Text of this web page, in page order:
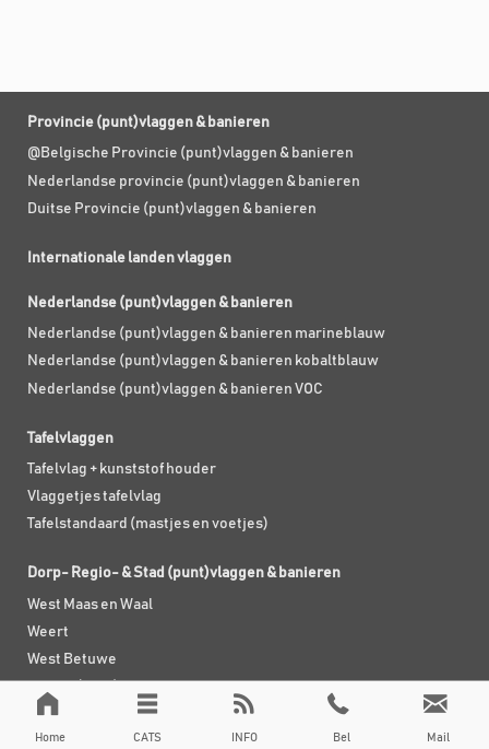
Home CATS INFO Bel Mail
Provincie (punt)vlaggen & banieren
@Belgische Provincie (punt)vlaggen & banieren
Nederlandse provincie (punt)vlaggen & banieren
Duitse Provincie (punt)vlaggen & banieren
Internationale landen vlaggen
Nederlandse (punt)vlaggen & banieren
Nederlandse (punt)vlaggen & banieren marineblauw
Nederlandse (punt)vlaggen & banieren kobaltblauw
Nederlandse (punt)vlaggen & banieren VOC
Tafelvlaggen
Tafelvlag + kunststof houder
Vlaggetjes tafelvlag
Tafelstandaard (mastjes en voetjes)
Dorp- Regio- & Stad (punt)vlaggen & banieren
West Maas en Waal
Weert
West Betuwe
Dorp, Stad & Wijk in provincie Drenthe (punt)vlaggen & banieren
Dorp, Stad & Wijk in provincie Flevoland (punt)vlaggen &